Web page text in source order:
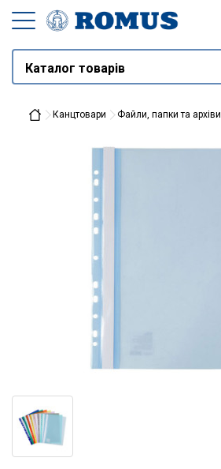
Каталог товарів
Канцтовари Файли, папки та архіви